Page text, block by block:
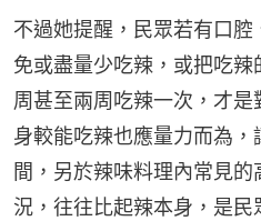
不過她提醒，民眾若有口
免或盡量少吃辣，或把吃
周甚至兩周吃辣一次，才
身較能吃辣也應量力而為
間，另於辣味料理內常見
況，往往比起辣本身，是民